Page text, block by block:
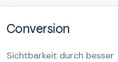
Conversion
Sichtbarkeit durch besser